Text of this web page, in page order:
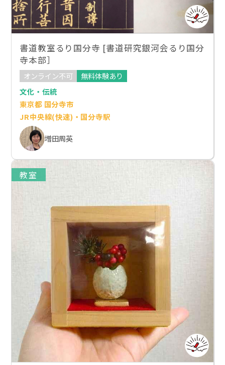
書道教室るり国分寺 [書道研究銀河会るり国分
寺本部］
オンライン不可
無料体験あり
文化・伝統
東京都 国分寺市
JR中央線(快速)・国分寺駅
増田周英
教室